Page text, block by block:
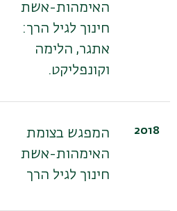
האימהות-אשת
חינוך לגיל הרך:
אתגר, הלימה
וקונפליקט.
2018
המפגש בצומת
האימהות-אשת
חינוך לגיל הרך